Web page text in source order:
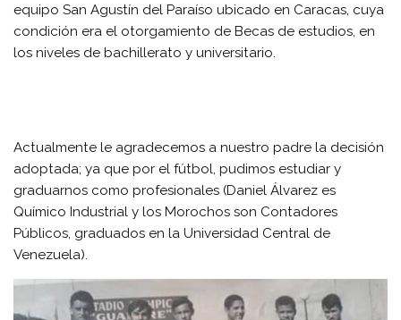
equipo San Agustín del Paraíso ubicado en Caracas, cuya
condición era el otorgamiento de Becas de estudios, en
los niveles de bachillerato y universitario.
Actualmente le agradecemos a nuestro padre la decisión
adoptada; ya que por el fútbol, pudimos estudiar y
graduarnos como profesionales (Daniel Álvarez es
Químico Industrial y los Morochos son Contadores
Públicos, graduados en la Universidad Central de
Venezuela).